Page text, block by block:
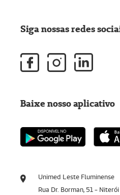
Unimed Leste Fluminense
Rua Dr. Borman, 51 - Niterói
Siga nossas redes
Baixe nosso aplicativo